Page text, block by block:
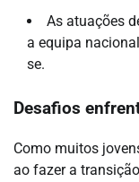
As atuações
a equipa
se.
Desafios
Como muitos
ao fazer a